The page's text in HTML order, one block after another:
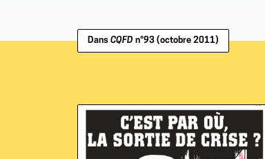
Dans CQFD n°93 (octobre 2011)